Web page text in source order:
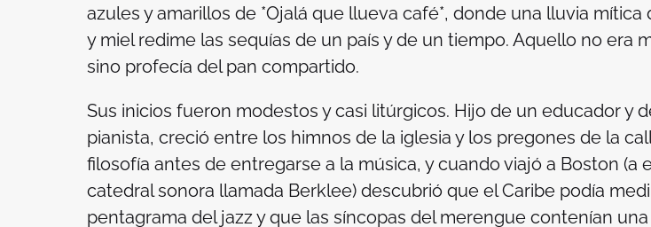
azules y amarillos de *Ojalá que llueva café*, donde una lluvia mítica
y miel redime las sequías de un país y de un tiempo. Aquello no era
sino profecía del pan compartido.
Sus inicios fueron modestos y casi litúrgicos. Hijo de un educador y
pianista, creció entre los himnos de la iglesia y los pregones de la
filosofía antes de entregarse a la música, y cuando viajó a Boston (a
catedral sonora llamada Berklee) descubrió que el Caribe podía
pentagrama del jazz y que las síncopas del merengue contenían